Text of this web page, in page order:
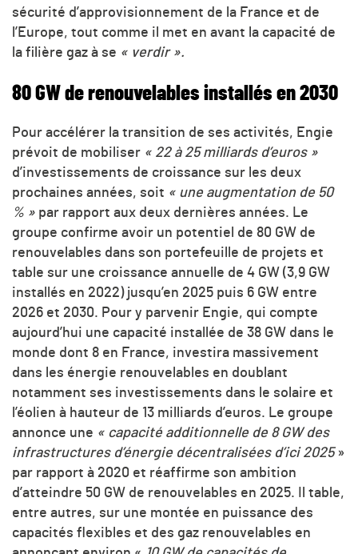
sécurité d’approvisionnement de la France et de
l’Europe, tout comme il met en avant la capacité de
la filière gaz à se « verdir ».
80 GW de renouvelables installés en 2030
Pour accélérer la transition de ses activités, Engie
prévoit de mobiliser « 22 à 25 milliards d’euros »
d’investissements de croissance sur les deux
prochaines années, soit « une augmentation de 50
% » par rapport aux deux dernières années. Le
groupe confirme avoir un potentiel de 80 GW de
renouvelables dans son portefeuille de projets et
table sur une croissance annuelle de 4 GW (3,9 GW
installés en 2022) jusqu’en 2025 puis 6 GW entre
2026 et 2030. Pour y parvenir Engie, qui compte
aujourd’hui une capacité installée de 38 GW dans le
monde dont 8 en France, investira massivement
dans les énergie renouvelables en doublant
notamment ses investissements dans le solaire et
l’éolien à hauteur de 13 milliards d’euros. Le groupe
annonce une « capacité additionnelle de 8 GW des
infrastructures d’énergie décentralisées d’ici 2025 »
par rapport à 2020 et réaffirme son ambition
d’atteindre 50 GW de renouvelables en 2025. Il table,
entre autres, sur une montée en puissance des
capacités flexibles et des gaz renouvelables en